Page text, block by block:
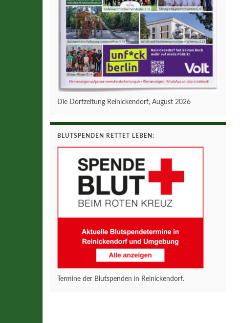
Die Dorfzeitung Reinickendorf, August 2026
BLUTSPENDEN RETTET LEBEN:
Termine der Blutspenden in Reinickendorf.